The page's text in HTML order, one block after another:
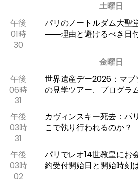
土曜日
午後
01時
30
パリのノートルダム大聖
――理由と避けるべき日
金曜日
午後
06時
31
世界遺産デー2026：マ
の見学ツアー、プログラ
午後
03時
31
カヴィンスキー死去：パ
こで執り行われるのか？
午後
03時
02
パリでレオ14世教皇にお
約受付開始日と開始時刻